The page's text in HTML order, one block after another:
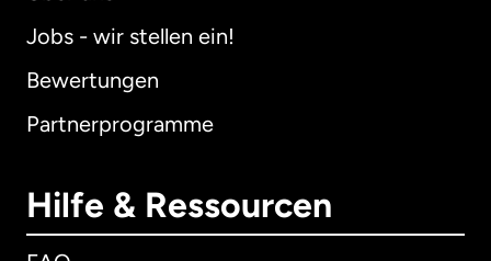
Jobs - wir stellen ein!
Bewertungen
Partnerprogramme
Hilfe & Ressourcen